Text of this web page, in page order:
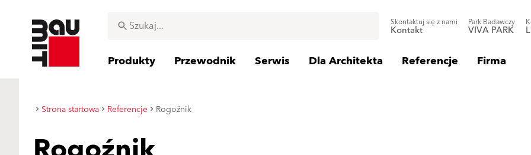
Skontaktuj się z nami
Kontakt
Park Badawczy
VIVA PARK
Produkty Przewodnik Serwis Dla Architekta Referencje Firma
Strona startowa Referencje Rogoźnik